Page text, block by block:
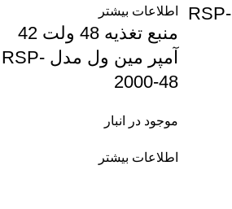
آمپر مین ول مدل RSP-
اطلاعات بیشتر
منبع تغذیه 48 ولت 42
آمپر مین ول مدل RSP-
2000-48
موجود در انبار
اطلاعات بیشتر